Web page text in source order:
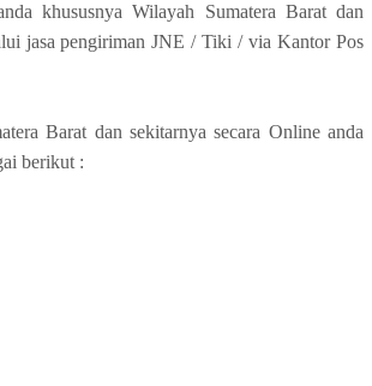
khususnya Wilayah Sumatera Barat dan
jasa pengiriman JNE / Tiki / via Kantor Pos
Barat dan sekitarnya secara Online anda
berikut :